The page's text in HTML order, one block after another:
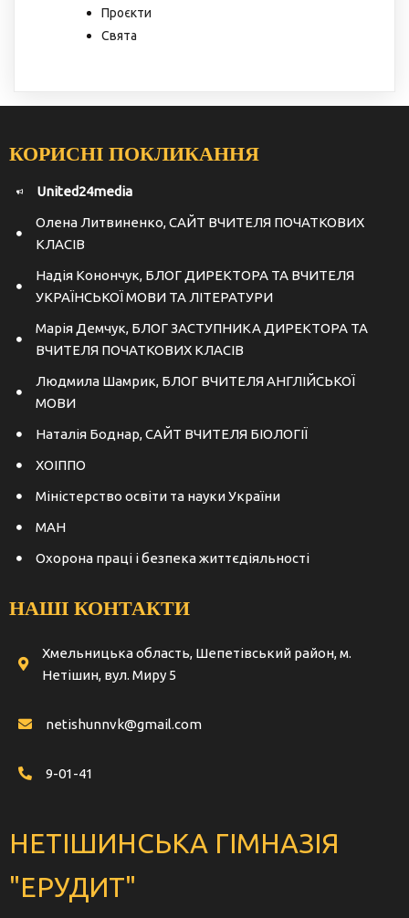
Проєкти
Свята
КОРИСНІ ПОКЛИКАННЯ
United24media
Олена Литвиненко, САЙТ ВЧИТЕЛЯ ПОЧАТКОВИХ
КЛАСІВ
Надія Конончук, БЛОГ ДИРЕКТОРА ТА ВЧИТЕЛЯ
УКРАЇНСЬКОЇ МОВИ ТА ЛІТЕРАТУРИ
Марія Демчук, БЛОГ ЗАСТУПНИКА ДИРЕКТОРА ТА
ВЧИТЕЛЯ ПОЧАТКОВИХ КЛАСІВ
Людмила Шамрик, БЛОГ ВЧИТЕЛЯ АНГЛІЙСЬКОЇ
МОВИ
Наталія Боднар, САЙТ ВЧИТЕЛЯ БІОЛОГІЇ
ХОІППО
Міністерство освіти та науки України
МАН
Охорона праці і безпека життєдіяльності
НАШІ КОНТАКТИ
Хмельницька область, Шепетівський район, м.
Нетішин, вул. Миру 5
netishunnvk@gmail.com
9-01-41
НЕТІШИНСЬКА ГІМНАЗІЯ
"ЕРУДИТ"